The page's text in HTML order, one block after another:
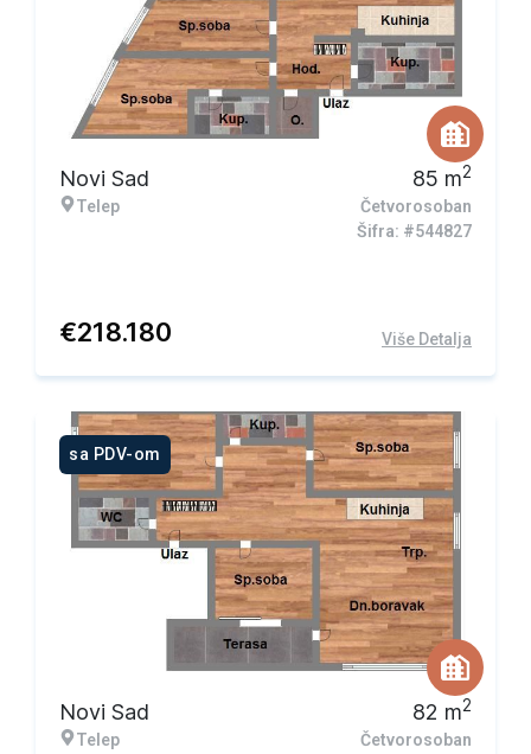
Novi Sad
Telep
85 m2
Četvorosoban
Šifra: #544827
€218.180 Više Detalja
sa PDV-om
Novi Sad
Telep
82 m2
Četvorosoban